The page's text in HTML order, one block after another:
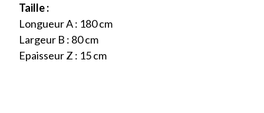
Taille :
Longueur A : 180 cm
Largeur B : 80 cm
Epaisseur Z : 15 cm